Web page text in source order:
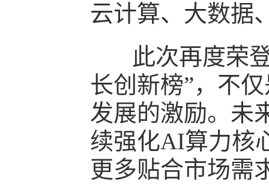
云计算、大数据
此次再度荣登
长创新榜”，不
发展的激励。未
续强化AI算力核
更多贴合市场需